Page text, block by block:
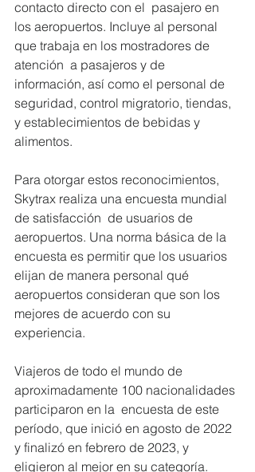
contacto directo con el  pasajero en
los aeropuertos. Incluye al personal
que trabaja en los mostradores de
atención  a pasajeros y de
información, así como el personal de
seguridad, control migratorio, tiendas,
y establecimientos de bebidas y
alimentos.
Para otorgar estos reconocimientos,
Skytrax realiza una encuesta mundial
de satisfacción  de usuarios de
aeropuertos. Una norma básica de la
encuesta es permitir que los usuarios
elijan de manera personal qué
aeropuertos consideran que son los
mejores de acuerdo con su
experiencia.
Viajeros de todo el mundo de
aproximadamente 100 nacionalidades
participaron en la  encuesta de este
período, que inició en agosto de 2022
y finalizó en febrero de 2023, y
eligieron al mejor en su categoría.